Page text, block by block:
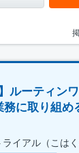
ルーティン
務に取り組
イアル（こは